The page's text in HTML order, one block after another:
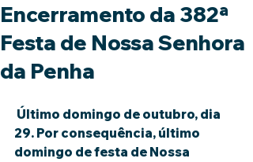
Encerramento da 382ª
Festa de Nossa Senhora
da Penha
29. Por consequência, último
domingo de festa de Nossa